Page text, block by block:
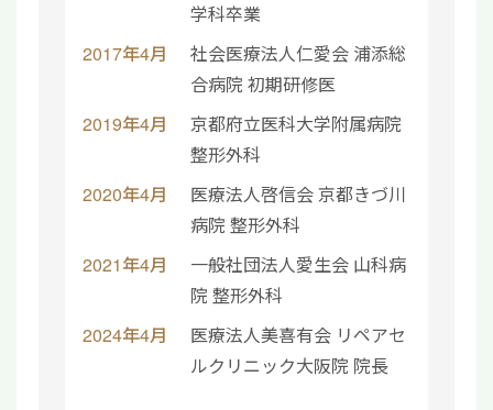
学科卒業
2017年4月
社会医療法人仁愛会 浦添総
合病院 初期研修医
2019年4月
京都府立医科大学附属病院
整形外科
2020年4月
医療法人啓信会 京都きづ川
病院 整形外科
2021年4月
一般社団法人愛生会 山科病
院 整形外科
2024年4月
医療法人美喜有会 リペアセ
ルクリニック大阪院 院長